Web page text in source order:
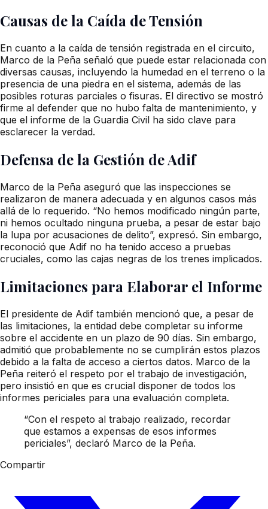
Causas de la Caída de Tensión
En cuanto a la caída de tensión registrada en el circuito,
Marco de la Peña señaló que puede estar relacionada con
diversas causas, incluyendo la humedad en el terreno o la
presencia de una piedra en el sistema, además de las
posibles roturas parciales o fisuras. El directivo se mostró
firme al defender que no hubo falta de mantenimiento, y
que el informe de la Guardia Civil ha sido clave para
esclarecer la verdad.
Defensa de la Gestión de Adif
Marco de la Peña aseguró que las inspecciones se
realizaron de manera adecuada y en algunos casos más
allá de lo requerido. “No hemos modificado ningún parte,
ni hemos ocultado ninguna prueba, a pesar de estar bajo
la lupa por acusaciones de delito”, expresó. Sin embargo,
reconoció que Adif no ha tenido acceso a pruebas
cruciales, como las cajas negras de los trenes implicados.
Limitaciones para Elaborar el Informe
El presidente de Adif también mencionó que, a pesar de
las limitaciones, la entidad debe completar su informe
sobre el accidente en un plazo de 90 días. Sin embargo,
admitió que probablemente no se cumplirán estos plazos
debido a la falta de acceso a ciertos datos. Marco de la
Peña reiteró el respeto por el trabajo de investigación,
pero insistió en que es crucial disponer de todos los
informes periciales para una evaluación completa.
“Con el respeto al trabajo realizado, recordar
que estamos a expensas de esos informes
periciales”, declaró Marco de la Peña.
Compartir